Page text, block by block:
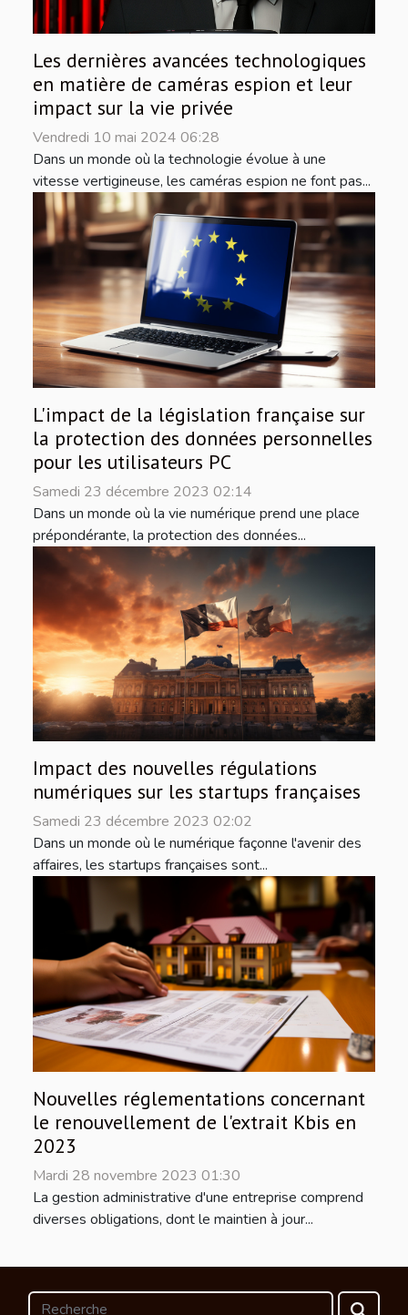
Les dernières avancées technologiques
en matière de caméras espion et leur
impact sur la vie privée
Vendredi 10 mai 2024 06:28
Dans un monde où la technologie évolue à une
vitesse vertigineuse, les caméras espion ne font pas...
L'impact de la législation française sur
la protection des données personnelles
pour les utilisateurs PC
Samedi 23 décembre 2023 02:14
Dans un monde où la vie numérique prend une place
prépondérante, la protection des données...
Impact des nouvelles régulations
numériques sur les startups françaises
Samedi 23 décembre 2023 02:02
Dans un monde où le numérique façonne l'avenir des
affaires, les startups françaises sont...
Nouvelles réglementations concernant
le renouvellement de l'extrait Kbis en
2023
Mardi 28 novembre 2023 01:30
La gestion administrative d'une entreprise comprend
diverses obligations, dont le maintien à jour...